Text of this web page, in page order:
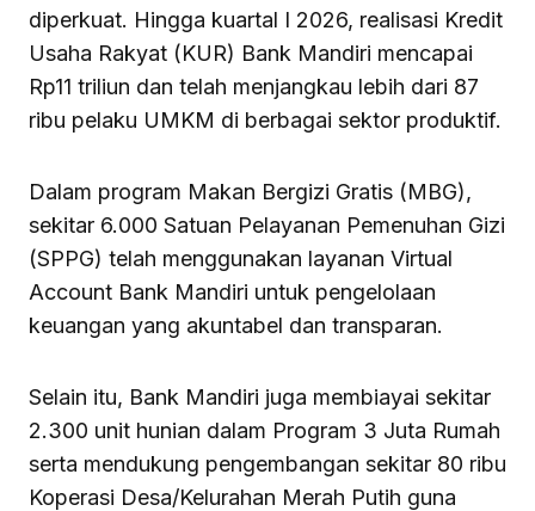
diperkuat. Hingga kuartal I 2026, realisasi Kredit
Usaha Rakyat (KUR) Bank Mandiri mencapai
Rp11 triliun dan telah menjangkau lebih dari 87
ribu pelaku UMKM di berbagai sektor produktif.
Dalam program Makan Bergizi Gratis (MBG),
sekitar 6.000 Satuan Pelayanan Pemenuhan Gizi
(SPPG) telah menggunakan layanan Virtual
Account Bank Mandiri untuk pengelolaan
keuangan yang akuntabel dan transparan.
Selain itu, Bank Mandiri juga membiayai sekitar
2.300 unit hunian dalam Program 3 Juta Rumah
serta mendukung pengembangan sekitar 80 ribu
Koperasi Desa/Kelurahan Merah Putih guna